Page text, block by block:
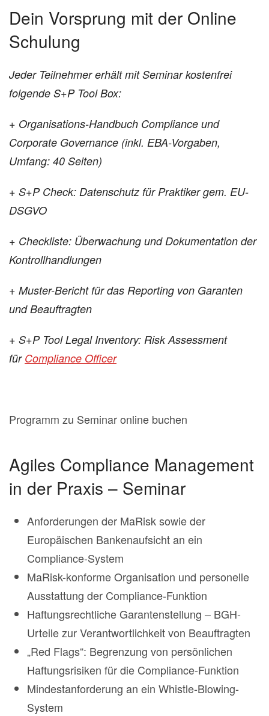
Dein Vorsprung mit der Online
Schulung
Jeder Teilnehmer erhält mit Seminar kostenfrei
folgende S+P Tool Box:
+ Organisations-Handbuch Compliance und
Corporate Governance (inkl. EBA-Vorgaben,
Umfang: 40 Seiten)
+ S+P Check: Datenschutz für Praktiker gem. EU-
DSGVO
+ Checkliste: Überwachung und Dokumentation der
Kontrollhandlungen
+ Muster-Bericht für das Reporting von Garanten
und Beauftragten
+ S+P Tool Legal Inventory: Risk Assessment
für Compliance Officer
Programm zu Seminar online buchen
Agiles Compliance Management
in der Praxis – Seminar
Anforderungen der MaRisk sowie der
Europäischen Bankenaufsicht an ein
Compliance-System
MaRisk-konforme Organisation und personelle
Ausstattung der Compliance-Funktion
Haftungsrechtliche Garantenstellung – BGH-
Urteile zur Verantwortlichkeit von Beauftragten
„Red Flags“: Begrenzung von persönlichen
Haftungsrisiken für die Compliance-Funktion
Mindestanforderung an ein Whistle-Blowing-
System